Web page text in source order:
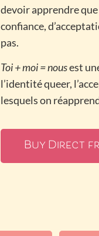
devoir apprendre
confiance,
pas.
Toi + moi = nousest
l’identité queer,
lesquels on
Buy Direct